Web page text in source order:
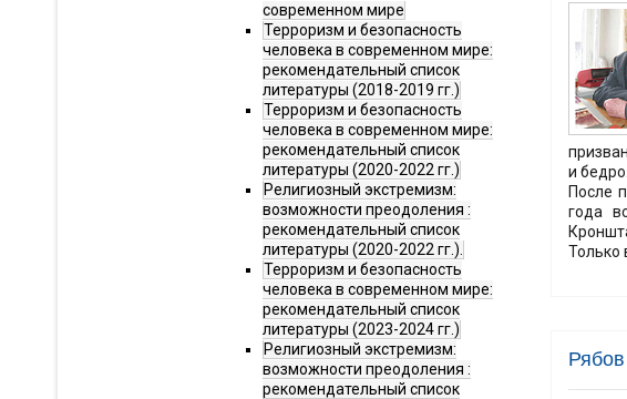
современном мире
Терроризм и безопасность
человека в современном мире:
рекомендательный список
литературы (2018-2019 гг.)
Терроризм и безопасность
человека в современном мире:
рекомендательный список
литературы (2020-2022 гг.)
Религиозный экстремизм:
возможности преодоления :
рекомендательный список
литературы (2020-2022 гг.).
Терроризм и безопасность
человека в современном мире:
рекомендательный список
литературы (2023-2024 гг.)
Религиозный экстремизм:
возможности преодоления :
рекомендательный список
и бедро.
После
года
Только